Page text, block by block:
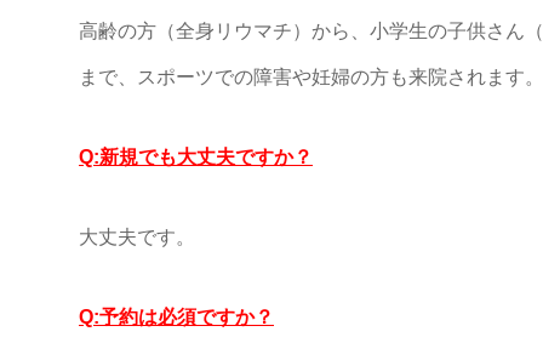
高齢の方（全身リウマチ）から、小学生の子供さん
まで、スポーツでの障害や妊婦の方も来院されます。
Q:新規でも大丈夫ですか？
大丈夫です。
Q:予約は必須ですか？